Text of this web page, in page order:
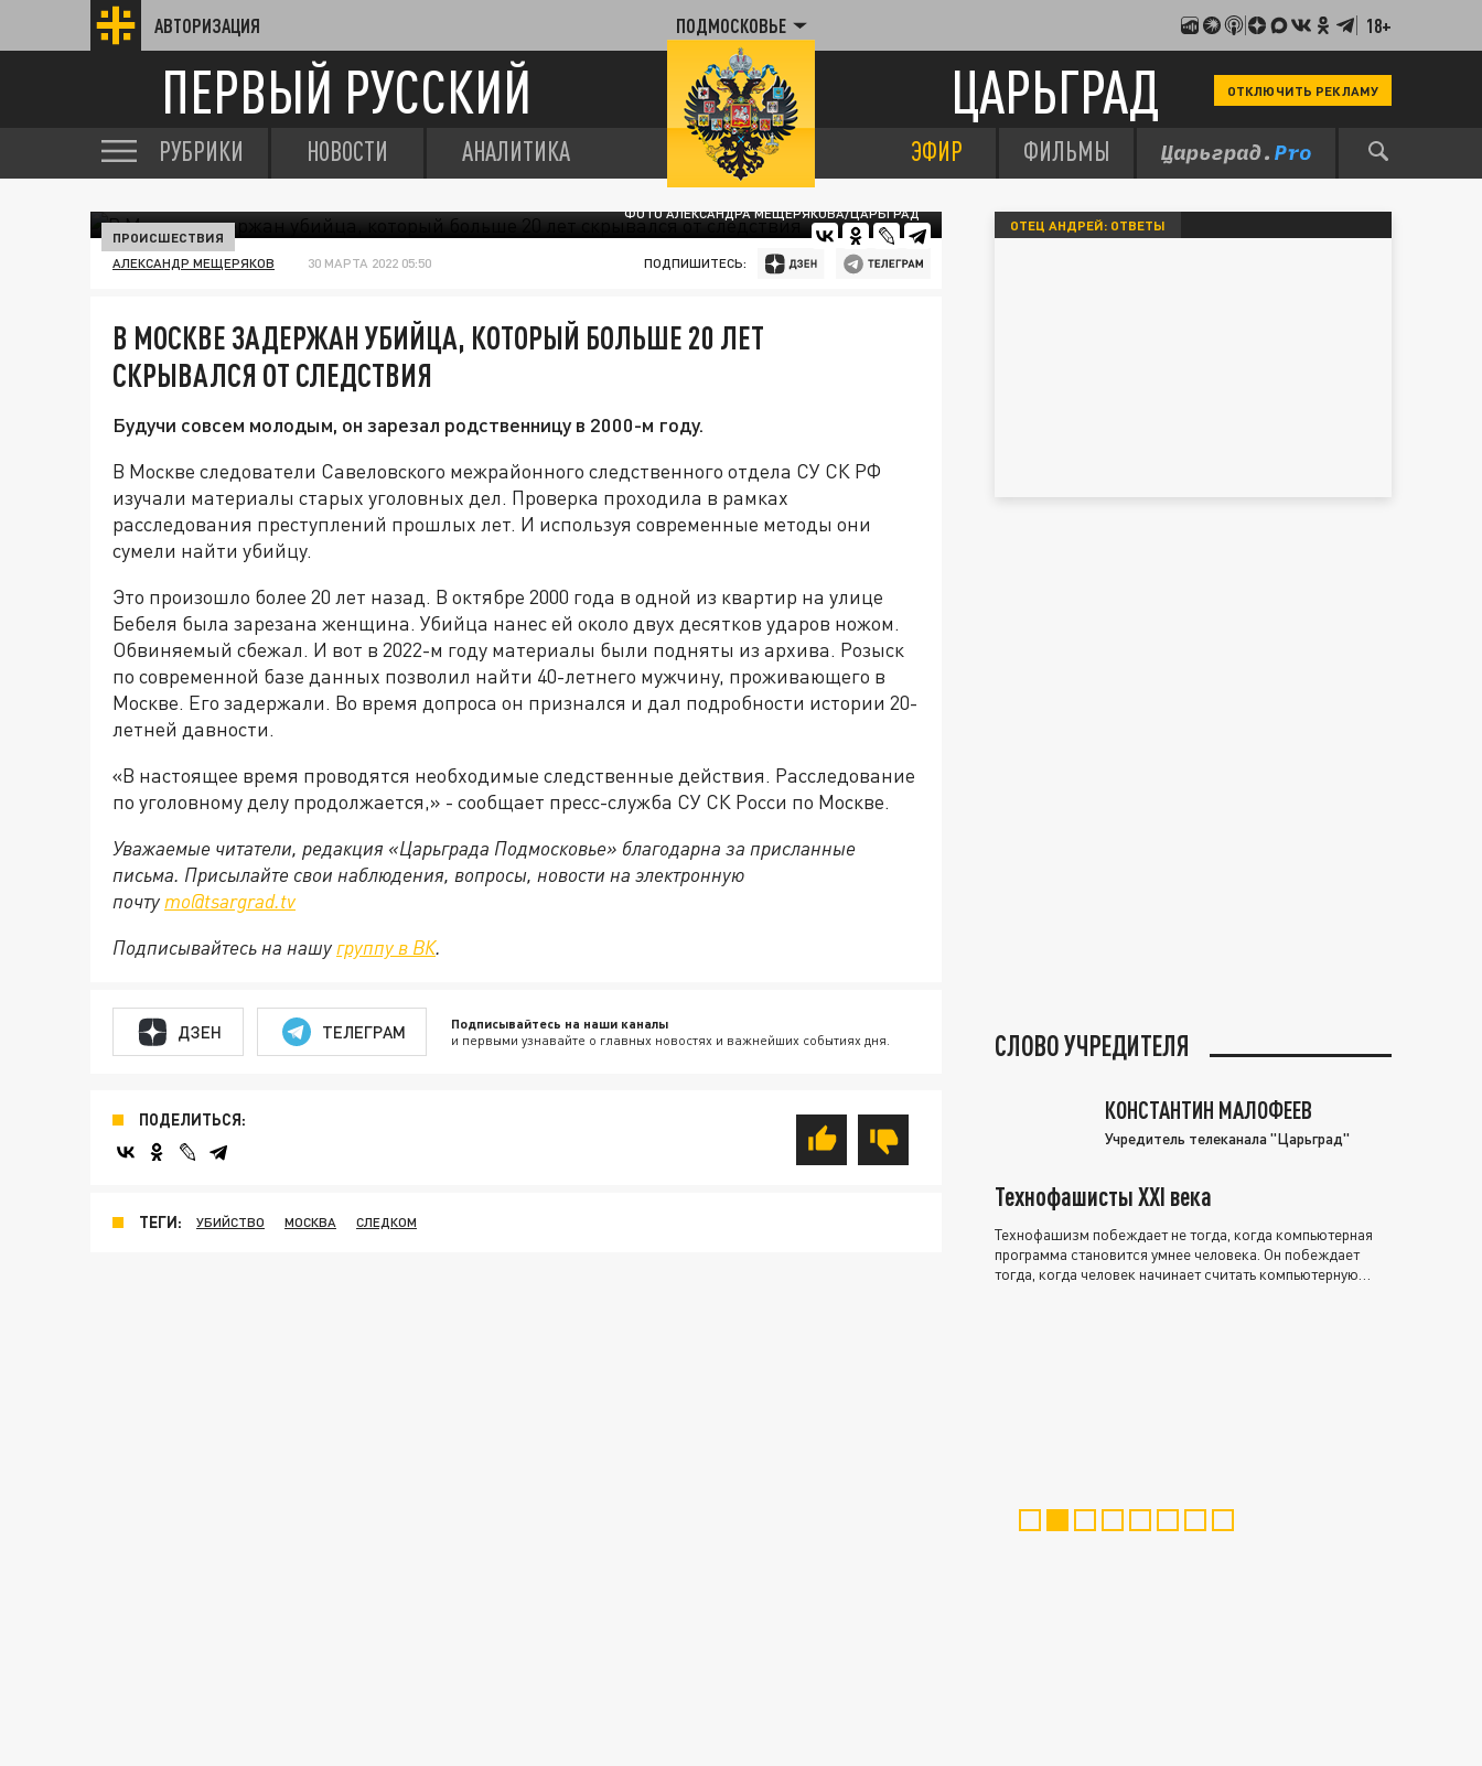
АВТОРИЗАЦИЯ ПОДМОСКОВЬЕ 18+
ПЕРВЫЙ РУССКИЙ ЦАРЬГРАД ОТКЛЮЧИТЬ РЕКЛАМУ
РУБРИКИ НОВОСТИ АНАЛИТИКА ЭФИР ФИЛЬМЫ
ФОТО АЛЕКСАНДРА МЕЩЕРЯКОВА/ЦАРЬГРАД
ПРОИСШЕСТВИЯ
АЛЕКСАНДР МЕЩЕРЯКОВ 30 МАРТА 2022 05:50 ПОДПИШИТЕСЬ:
В МОСКВЕ ЗАДЕРЖАН УБИЙЦА, КОТОРЫЙ БОЛЬШЕ 20 ЛЕТ
СКРЫВАЛСЯ ОТ СЛЕДСТВИЯ
Будучи совсем молодым, он зарезал родственницу в 2000-м году.
В Москве следователи Савеловского межрайонного следственного отдела СУ СК РФ
изучали материалы старых уголовных дел. Проверка проходила в рамках
расследования преступлений прошлых лет. И используя современные методы они
сумели найти убийцу.
Это произошло более 20 лет назад. В октябре 2000 года в одной из квартир на улице
Бебеля была зарезана женщина. Убийца нанес ей около двух десятков ударов ножом.
Обвиняемый сбежал. И вот в 2022-м году материалы были подняты из архива. Розыск
по современной базе данных позволил найти 40-летнего мужчину, проживающего в
Москве. Его задержали. Во время допроса он признался и дал подробности истории 20-
летней давности.
«В настоящее время проводятся необходимые следственные действия. Расследование
по уголовному делу продолжается,» - сообщает пресс-служба СУ СК Росси по Москве.
Уважаемые читатели, редакция «Царьграда Подмосковье» благодарна за присланные
письма. Присылайте свои наблюдения, вопросы, новости на электронную
почту mo@tsargrad.tv
Подписывайтесь на нашу группу в ВК.
ДЗЕН ТЕЛЕГРАМ Подписывайтесь на наши каналы
и первыми узнавайте о главных новостях и важнейших событиях дня.
ПОДЕЛИТЬСЯ:
ТЕГИ: УБИЙСТВО МОСКВА СЛЕДКОМ
ОТЕЦ АНДРЕЙ: ОТВЕТЫ
СЛОВО УЧРЕДИТЕЛЯ
КОНСТАНТИН МАЛОФЕЕВ
Учредитель телеканала "Царьград"
Технофашисты XXI века
Технофашизм побеждает не тогда, когда компьютерная
программа становится умнее человека. Он побеждает
тогда, когда человек начинает считать компьютерную